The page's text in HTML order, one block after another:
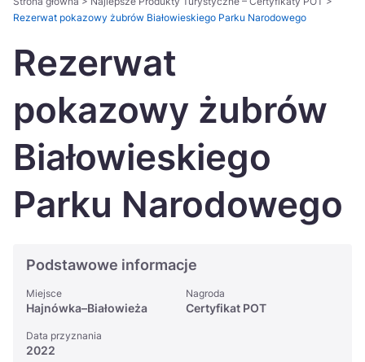
Україна
Zamknij
Rezerwat pokazowy żubrów Białowieskiego Parku Narodowego
Rezerwat
pokazowy żubrów
Białowieskiego
Parku Narodowego
Podstawowe informacje
Miejsce
Hajnówka–Białowieża
Nagroda
Certyfikat POT
Data przyznania
2022